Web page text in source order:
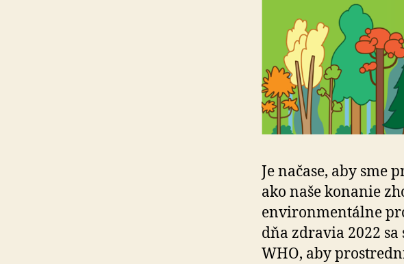
Je načase, aby sme
ako naše konanie
environmentálne
dňa zdravia 2022
WHO, aby